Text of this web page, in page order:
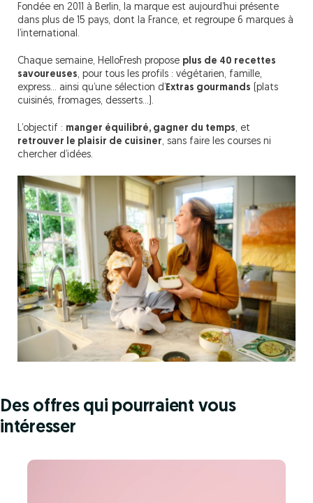
Fondée en 2011 à Berlin, la marque est aujourd’hui présente
dans plus de 15 pays, dont la France, et regroupe 6 marques à
l’international.
Chaque semaine, HelloFresh propose plus de 40 recettes
savoureuses, pour tous les profils : végétarien, famille,
express… ainsi qu’une sélection d’Extras gourmands (plats
cuisinés, fromages, desserts…).
L’objectif : manger équilibré, gagner du temps, et
retrouver le plaisir de cuisiner, sans faire les courses ni
chercher d’idées.
Des offres qui pourraient vous
intéresser